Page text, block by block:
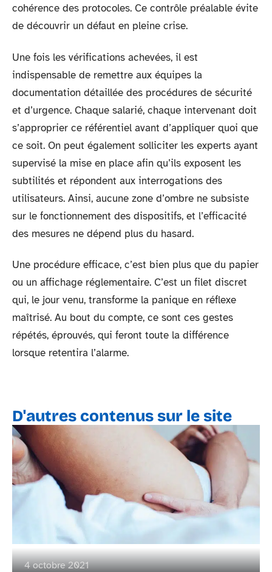
cohérence des protocoles. Ce contrôle préalable évite
de découvrir un défaut en pleine crise.
Une fois les vérifications achevées, il est
indispensable de remettre aux équipes la
documentation détaillée des procédures de sécurité
et d’urgence. Chaque salarié, chaque intervenant doit
s’approprier ce référentiel avant d’appliquer quoi que
ce soit. On peut également solliciter les experts ayant
supervisé la mise en place afin qu’ils exposent les
subtilités et répondent aux interrogations des
utilisateurs. Ainsi, aucune zone d’ombre ne subsiste
sur le fonctionnement des dispositifs, et l’efficacité
des mesures ne dépend plus du hasard.
Une procédure efficace, c’est bien plus que du papier
ou un affichage réglementaire. C’est un filet discret
qui, le jour venu, transforme la panique en réflexe
maîtrisé. Au bout du compte, ce sont ces gestes
répétés, éprouvés, qui feront toute la différence
lorsque retentira l’alarme.
D'autres contenus sur le site
4 octobre 2021